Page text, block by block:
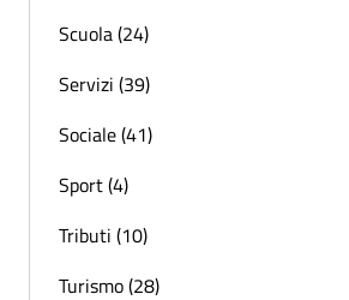
Scuola (24)
Servizi (39)
Sociale (41)
Sport (4)
Tributi (10)
Turismo (28)